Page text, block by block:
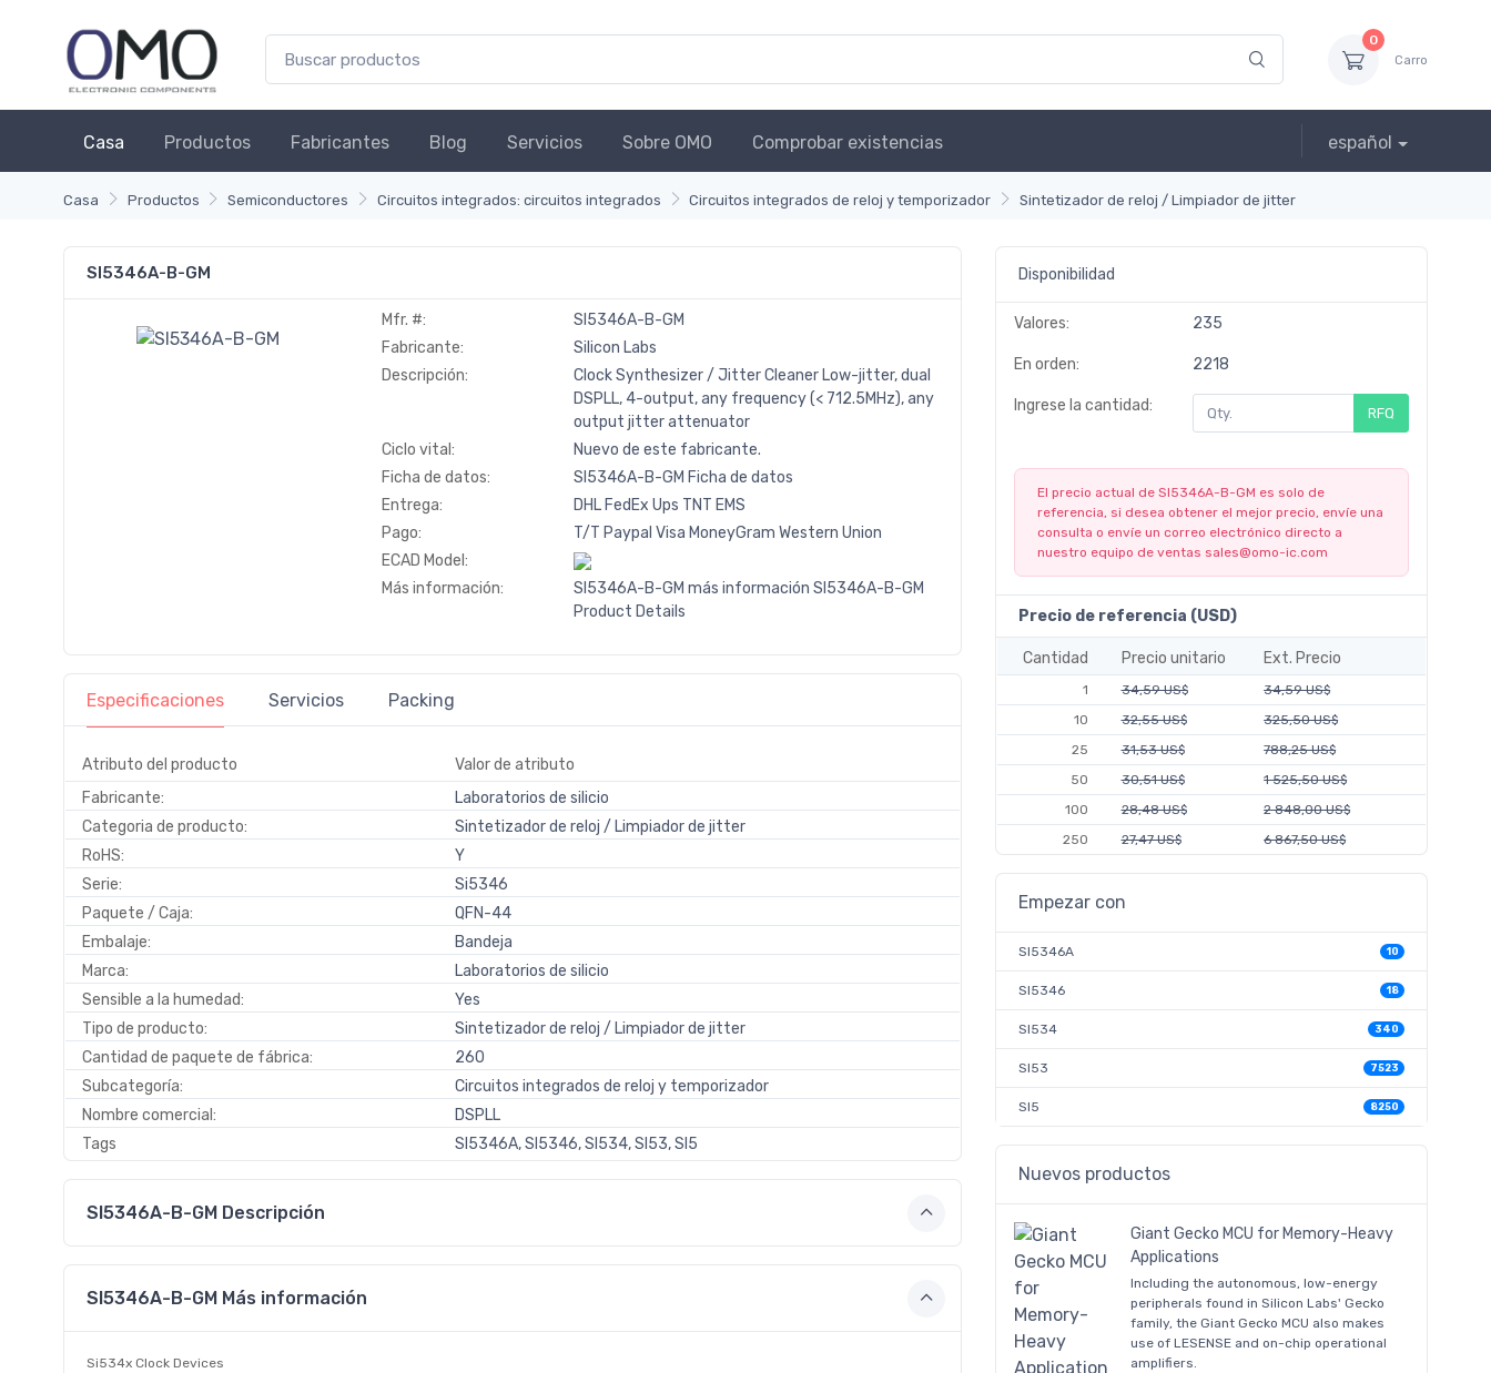
0
Carro
Casa Productos Fabricantes Blog Servicios Sobre OMO Comprobar existencias español
Casa Productos Semiconductores Circuitos integrados: circuitos integrados Circuitos integrados de reloj y temporizador Sintetizador de reloj / Limpiador de jitter
SI5346A-B-GM
Mfr. #:
SI5346A-B-GM
Fabricante:
Silicon Labs
Descripción:
Clock Synthesizer / Jitter Cleaner Low-jitter, dual
DSPLL, 4-output, any frequency (< 712.5MHz), any
output jitter attenuator
Ciclo vital:
Nuevo de este fabricante.
Ficha de datos:
SI5346A-B-GM Ficha de datos
Entrega:
DHL FedEx Ups TNT EMS
Pago:
T/T Paypal Visa MoneyGram Western Union
ECAD Model:
Más información:
SI5346A-B-GM más información SI5346A-B-GM
Product Details
Especificaciones Servicios Packing
Atributo del producto
Valor de atributo
Fabricante:
Laboratorios de silicio
Categoria de producto:
Sintetizador de reloj / Limpiador de jitter
RoHS:
Y
Serie:
Si5346
Paquete / Caja:
QFN-44
Embalaje:
Bandeja
Marca:
Laboratorios de silicio
Sensible a la humedad:
Yes
Tipo de producto:
Sintetizador de reloj / Limpiador de jitter
Cantidad de paquete de fábrica:
260
Subcategoría:
Circuitos integrados de reloj y temporizador
Nombre comercial:
DSPLL
Tags
SI5346A, SI5346, SI534, SI53, SI5
SI5346A-B-GM Descripción
SI5346A-B-GM Más información
Si534x Clock Devices
Disponibilidad
Valores: 235
En orden: 2218
Ingrese la cantidad: RFQ
El precio actual de SI5346A-B-GM es solo de
referencia, si desea obtener el mejor precio, envíe una
consulta o envíe un correo electrónico directo a
nuestro equipo de ventas sales@omo-ic.com
Precio de referencia (USD)
Cantidad Precio unitario Ext. Precio
1 34,59 US$
34,59 US$
10
32,55 US$
325,50 US$
25
31,53 US$
788,25 US$
50
30,51 US$
1 525,50 US$
100
28,48 US$
2 848,00 US$
250
27,47 US$ 6 867,50 US$
Empezar con
SI5346A 10
SI5346 18
SI534 340
SI53 7523
SI5 8250
Nuevos productos
Giant Gecko MCU for Memory-Heavy
Applications
Including the autonomous, low-energy
peripherals found in Silicon Labs' Gecko
family, the Giant Gecko MCU also makes
use of LESENSE and on-chip operational
amplifiers.